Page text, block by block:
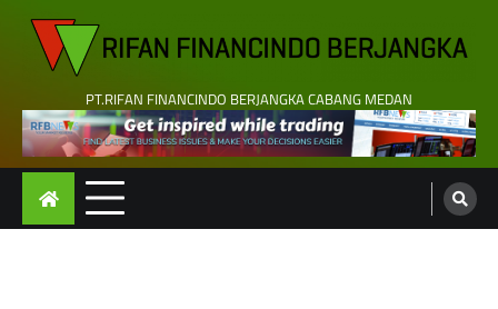
content
PT.RIFAN FINANCINDO BERJANGKA CABANG MEDAN